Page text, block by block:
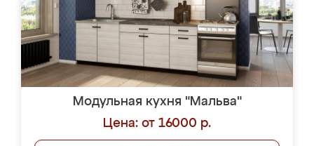
Модульная кухня "Мальва"
Цена: от 16000 р.